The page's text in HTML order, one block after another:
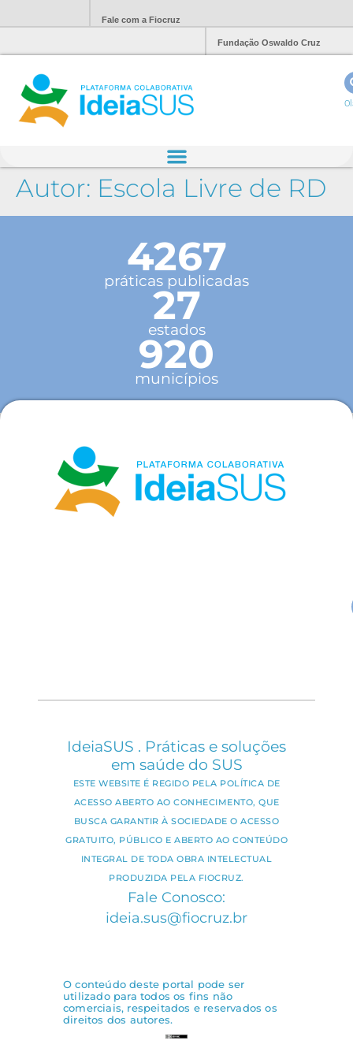
Fale com a Fiocruz
Fundação Oswaldo Cruz
Autor: Escola Livre de RD
4267
práticas publicadas
27
estados
920
municípios
IdeiaSUS . Práticas e soluções
em saúde do SUS
ESTE WEBSITE É REGIDO PELA POLÍTICA DE
ACESSO ABERTO AO CONHECIMENTO, QUE
BUSCA GARANTIR À SOCIEDADE O ACESSO
GRATUITO, PÚBLICO E ABERTO AO CONTEÚDO
INTEGRAL DE TODA OBRA INTELECTUAL
PRODUZIDA PELA FIOCRUZ.
Fale Conosco:
ideia.sus@fiocruz.br
O conteúdo deste portal pode ser
utilizado para todos os fins não
comerciais, respeitados e reservados os
direitos dos autores.